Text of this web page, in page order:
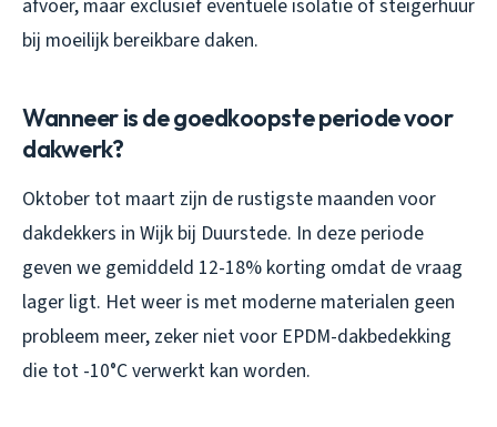
afvoer, maar exclusief eventuele isolatie of steigerhuur
bij moeilijk bereikbare daken.
Wanneer is de goedkoopste periode voor
dakwerk?
Oktober tot maart zijn de rustigste maanden voor
dakdekkers in Wijk bij Duurstede. In deze periode
geven we gemiddeld 12-18% korting omdat de vraag
lager ligt. Het weer is met moderne materialen geen
probleem meer, zeker niet voor EPDM-dakbedekking
die tot -10°C verwerkt kan worden.